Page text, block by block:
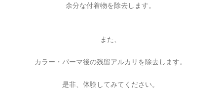
余分な付着物を除去します。
また、
カラー・パーマ後の残留アルカリを除去します。
是非、体験してみてください。